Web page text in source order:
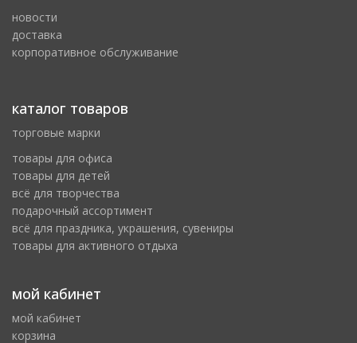
новости
доставка
корпоративное обслуживание
каталог товаров
торговые марки
товары для офиса
товары для детей
всё для творчества
подарочный ассортимент
всё для праздника, украшения, сувениры
товары для активного отдыха
мой кабинет
мой кабинет
корзина